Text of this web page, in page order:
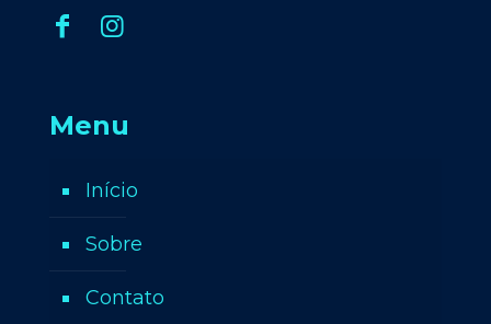
Menu
Início
Sobre
Contato